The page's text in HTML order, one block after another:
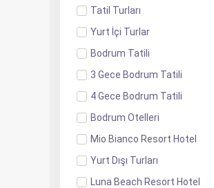
Tatil Turları
Yurt İçi Turlar
Bodrum Tatili
3 Gece Bodrum Tatili
4 Gece Bodrum Tatili
Bodrum Otelleri
Mio Bianco Resort Hotel
Yurt Dışı Turları
Luna Beach Resort Hotel